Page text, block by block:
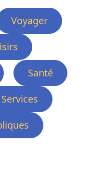
Voyager
Santé